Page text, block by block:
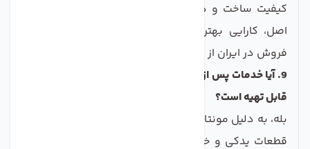
کیفیت ساخت و دوام بالاتر، استفاده از قطعات تایوانی
اصل، کارایی بهتر در حذف آلاینده‌ها و خدمات پس از
فروش در ایران از مهمترین مزایا هستند.
9. آیا خدمات پس از فروش و قطعات یدکی به راحتی در ایران
قابل تهیه است؟
قطعات یدکی و خدمات پس از فروش در ایران به راحتی